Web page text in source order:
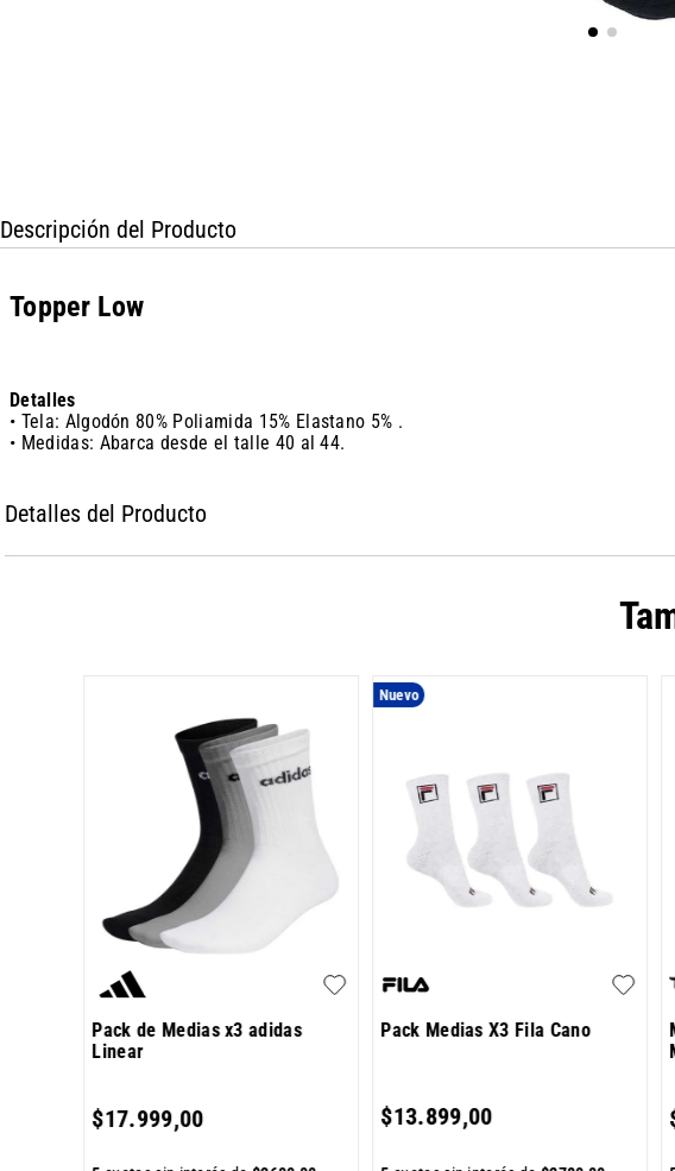
Descripción del Producto
Topper Low
Detalles
• Tela: Algodón 80% Poliamida 15% Elastano 5% .
• Medidas: Abarca desde el talle 40 al 44.
Detalles del Producto
Pack de Medias x3 adidas
Linear
$17.999,00
Nuevo
Pack Medias X3 Fila Cano
$13.899,00